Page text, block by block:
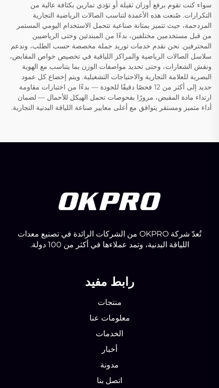
سواء كنت تقوم برفع أوزان ثقيلة أو تؤدي تمارين بكثافة عالية من
التكرارات. صُنعت هذه الأعمدة لتناسب الصالات الرياضية التجارية
المزدحمة، حيث تتميز بمتانة صناعية تتحمل الاستخدام اليومي المستمر
من قبل مستخدمين مختلفين، بدءًا من المبتدئين وحتى الرياضيين
المحترفين. نحن نقدم خدمات توريد جملة مخصصة حسب الطلب، وندعم
سلاسل الصالات الرياضية والمراكز اللياقية في تخصيص خواص المقابض،
ونقش الشعارات، وحتى تحديد مواصفات الوزن بما يتناسب مع الهوية
البصرية للعلامة التجارية والاحتياجات التشغيلية. ويتم إخضاع كل عمود
حديد إلى أكثر من 12 فحصًا دقيقًا للجودة — بدءًا من اختبارات مقاومة
ارتداء مادة المقبض، مرورًا بفحوصات تحمل الهيكل للأحمال — لضمان
أداء متميز ومستقر يتوافق مع أعلى معايير صناعة اللياقة البدنية التجارية.
تُعدّ شركة OKPRO من الشركات الرائدة في تصنيع معدات
اللياقة البدنية، وتمد عملاءها في أكثر من 100 دولة.
رابط مفيد
منتجات
معلومات عنا
الخدمات
أخبار
مدونة
اتصل بنا